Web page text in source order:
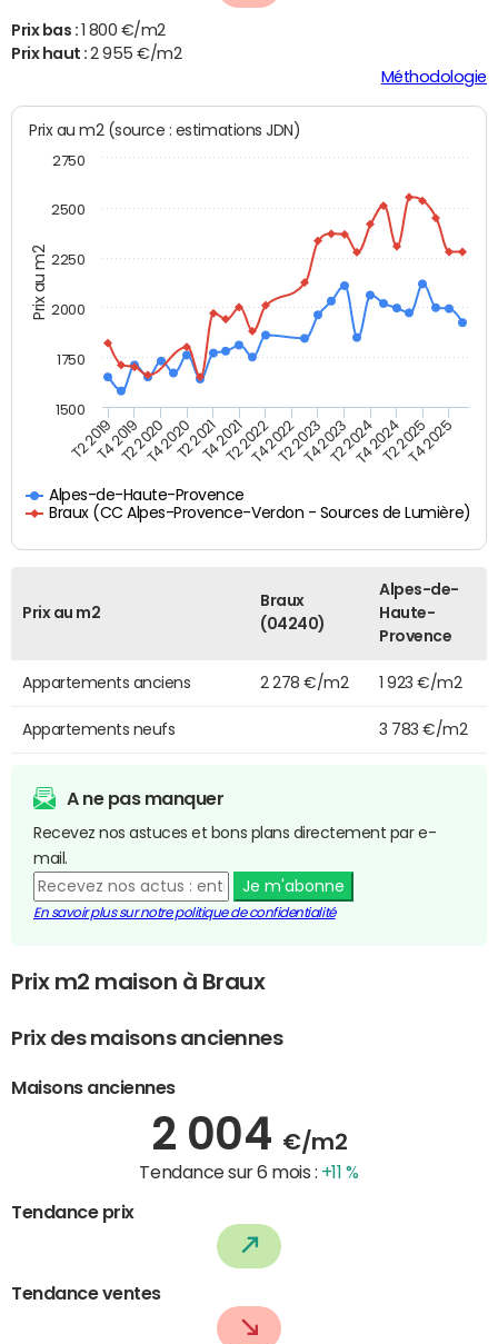
Prix bas : 1 800 €/m2
Prix haut :2 955 €/m2
Méthodologie
Prix au m2
Prix au m2 (source : estimations JDN)
Alpes-de-Haute-Provence
Braux (CC Alpes-Provence-Verdon - Sources de Lumière)
T2 2019T4 2019T2 2020T4 2020T2 2021T4 2021T2 2022T4 2022T2 2023T4 2023T2 2024T4 2024T2 2025T4 2025
1500
1750
2000
2250
2500
2750
Prix au m2
Braux
(04240)
Alpes-de-
Haute-
Provence
Appartements anciens 2 278 €/m2 1 923 €/m2
Appartements neufs 3 783 €/m2
A ne pas manquer
Recevez nos astuces et bons plans directement par e-
mail.
Je m'abonne
En savoir plus sur notre politique de confidentialité
Prix m2 maison à Braux
Prix des maisons anciennes
Maisons anciennes
2 004 €/m2
Tendance sur 6 mois : +11 %
Tendance prix
Tendance ventes